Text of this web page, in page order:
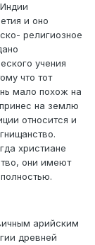
и оно
религиозное
учения
что тот
мало похож на
на землю
относится и
христиане
они имеют
арийским
древней